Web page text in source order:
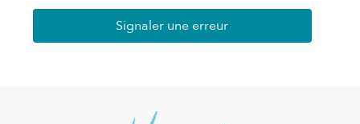
Signaler une erreur